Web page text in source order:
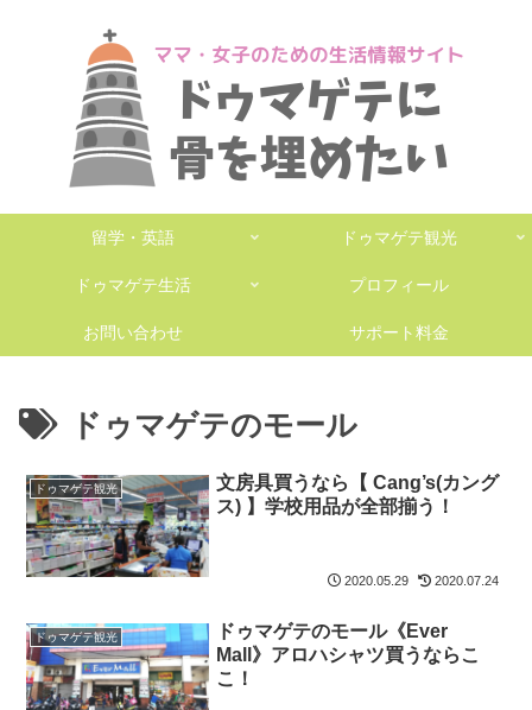
留学・英語 ドゥマゲテ観光
ドゥマゲテ生活 プロフィール
お問い合わせ サポート料金
ドゥマゲテのモール
ドゥマゲテ観光
文房具買うなら【 Cang’s(カング
ス) 】学校用品が全部揃う！
2020.05.29 2020.07.24
ドゥマゲテ観光
ドゥマゲテのモール《Ever
Mall》アロハシャツ買うならこ
こ！